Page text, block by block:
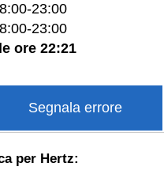
23:00
23:00
ore 22:21
Segnala errore
per Hertz: